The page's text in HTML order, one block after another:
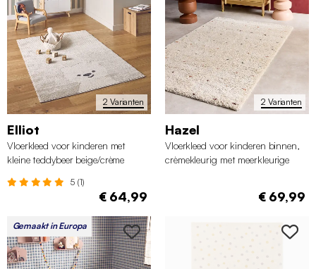
2 Varianten
Elliot
Vloerkleed voor kinderen met
kleine teddybeer beige/crème
5 (1)
€ 64,99
2 Varianten
Hazel
Vloerkleed voor kinderen binnen,
crèmekleurig met meerkleurige
€ 69,99
Gemaakt in Europa